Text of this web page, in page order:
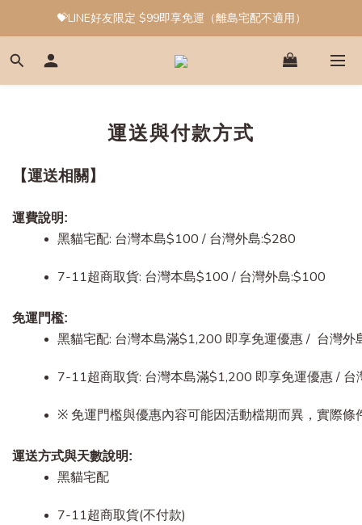
💝LINE好友限定 $99即享免運（離島宅配不適用）
運送與付款方式
【運送相關】
運費說明:
黑貓宅配: 台灣本島$100 / 台灣外島:$280
7-11超商取貨: 台灣本島$100 / 台灣外島:$100
免運門檻:
黑貓宅配: 台灣本島滿$1,200 即享免運優惠 /  台灣外
7-11超商取貨: 台灣本島滿$1,200 即享免運優惠 /
※ 免運門檻與優惠內容可能因活動檔期而異，實際
運送方式與天數說明:
黑貓宅配
7-11超商取貨(不付款)